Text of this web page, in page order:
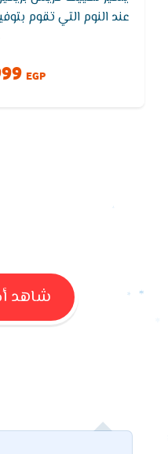
عند النوم التي تقوم
اكبر قدر من الراحة أثناء
في تغير سرعه المروحه
درجات الحراره
EGP
شاهد